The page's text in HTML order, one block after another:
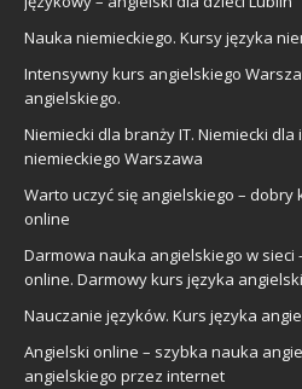
Nauka niemieckiego. Kursy języka
Intensywny kurs angielskiego
angielskiego.
Niemiecki dla branży IT. Niemiecki
niemieckiego Warszawa
Warto uczyć się angielskiego – dobry
online
Darmowa nauka angielskiego w sieci
online. Darmowy kurs języka
Nauczanie języków. Kurs języka
Angielski online – szybka nauka
angielskiego przez internet